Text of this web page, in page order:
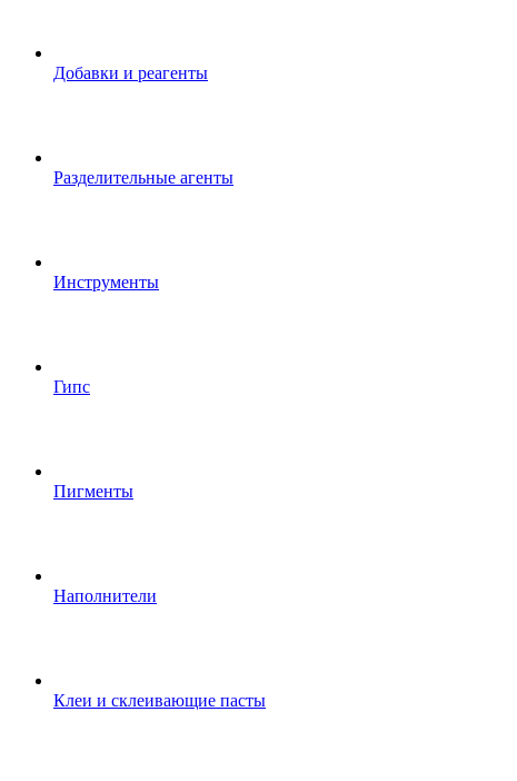
Добавки и реагенты
Разделительные агенты
Инструменты
Гипс
Пигменты
Наполнители
Клеи и склеивающие пасты